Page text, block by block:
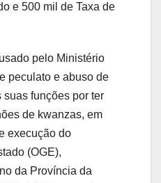
e 500 mil de Taxa de
pelo Ministério
peculato e abuso de
suas funções por ter
de kwanzas, em
execução do
(OGE),
da Província da